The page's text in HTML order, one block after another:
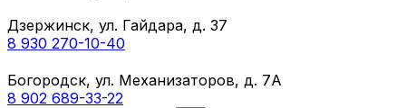
Дзержинск, ул. Гайдара, д. 37
8 930 270-10-40
Богородск, ул. Механизаторов, д. 7А
8 902 689-33-22